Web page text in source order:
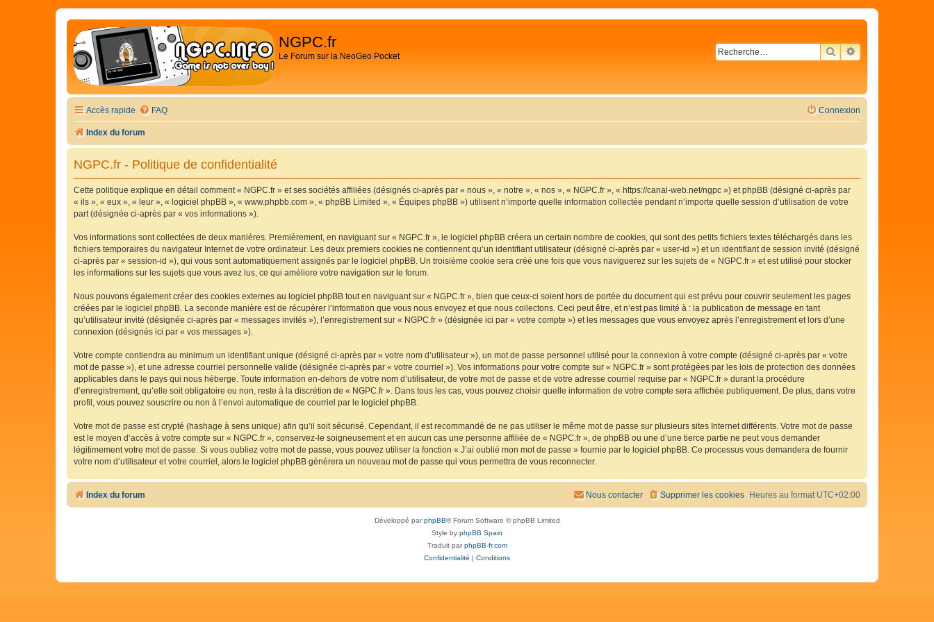
NGPC.fr
Le Forum sur la NeoGeo Pocket RECHERCHER
RECHERCHE
Accès rapide FAQ Connexion
Index du forum
NGPC.fr - Politique de confidentialité
Cette politique explique en détail comment « NGPC.fr » et ses sociétés affiliées (désignés ci-après par « nous », « notre », « nos », « NGPC.fr », « https://canal-web.net/ngpc ») et phpBB (désigné ci-après par
« ils », « eux », « leur », « logiciel phpBB », « www.phpbb.com », « phpBB Limited », « Équipes phpBB ») utilisent n’importe quelle information collectée pendant n’importe quelle session d’utilisation de votre
part (désignée ci-après par « vos informations »).
Vos informations sont collectées de deux manières. Premièrement, en naviguant sur « NGPC.fr », le logiciel phpBB créera un certain nombre de cookies, qui sont des petits fichiers textes téléchargés dans les
fichiers temporaires du navigateur Internet de votre ordinateur. Les deux premiers cookies ne contiennent qu’un identifiant utilisateur (désigné ci-après par « user-id ») et un identifiant de session invité (désigné
ci-après par « session-id »), qui vous sont automatiquement assignés par le logiciel phpBB. Un troisième cookie sera créé une fois que vous naviguerez sur les sujets de « NGPC.fr » et est utilisé pour stocker
les informations sur les sujets que vous avez lus, ce qui améliore votre navigation sur le forum.
Nous pouvons également créer des cookies externes au logiciel phpBB tout en naviguant sur « NGPC.fr », bien que ceux-ci soient hors de portée du document qui est prévu pour couvrir seulement les pages
créées par le logiciel phpBB. La seconde manière est de récupérer l’information que vous nous envoyez et que nous collectons. Ceci peut être, et n’est pas limité à : la publication de message en tant
qu’utilisateur invité (désignée ci-après par « messages invités »), l’enregistrement sur « NGPC.fr » (désignée ici par « votre compte ») et les messages que vous envoyez après l’enregistrement et lors d’une
connexion (désignés ici par « vos messages »).
Votre compte contiendra au minimum un identifiant unique (désigné ci-après par « votre nom d’utilisateur »), un mot de passe personnel utilisé pour la connexion à votre compte (désigné ci-après par « votre
mot de passe »), et une adresse courriel personnelle valide (désignée ci-après par « votre courriel »). Vos informations pour votre compte sur « NGPC.fr » sont protégées par les lois de protection des données
applicables dans le pays qui nous héberge. Toute information en-dehors de votre nom d’utilisateur, de votre mot de passe et de votre adresse courriel requise par « NGPC.fr » durant la procédure
d’enregistrement, qu’elle soit obligatoire ou non, reste à la discrétion de « NGPC.fr ». Dans tous les cas, vous pouvez choisir quelle information de votre compte sera affichée publiquement. De plus, dans votre
profil, vous pouvez souscrire ou non à l’envoi automatique de courriel par le logiciel phpBB.
Votre mot de passe est crypté (hashage à sens unique) afin qu’il soit sécurisé. Cependant, il est recommandé de ne pas utiliser le même mot de passe sur plusieurs sites Internet différents. Votre mot de passe
est le moyen d’accès à votre compte sur « NGPC.fr », conservez-le soigneusement et en aucun cas une personne affiliée de « NGPC.fr », de phpBB ou une d’une tierce partie ne peut vous demander
légitimement votre mot de passe. Si vous oubliez votre mot de passe, vous pouvez utiliser la fonction « J’ai oublié mon mot de passe » fournie par le logiciel phpBB. Ce processus vous demandera de fournir
votre nom d’utilisateur et votre courriel, alors le logiciel phpBB générera un nouveau mot de passe qui vous permettra de vous reconnecter.
Index du forum Heures au format UTC+02:00
Supprimer les cookies
Nous contacter
Développé parphpBB® Forum Software © phpBB Limited
Style by phpBB Spain
Traduit parphpBB-fr.com
Confidentialité
Conditions